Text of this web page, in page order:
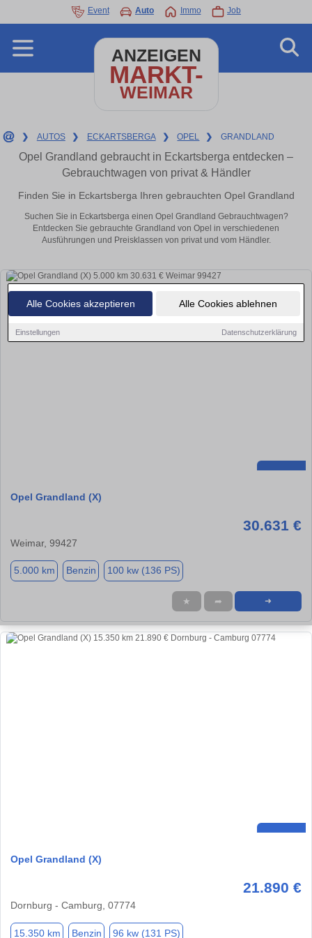
Alle Cookies akzeptieren Alle Cookies ablehnen
Einstellungen Datenschutzerklärung
Event Auto Immo Job
ANZEIGEN
MARKT-
WEIMAR
❯ AUTOS ❯ ECKARTSBERGA ❯ OPEL ❯ GRANDLAND
Opel Grandland gebraucht in Eckartsberga entdecken –
Gebrauchtwagen von privat & Händler
Finden Sie in Eckartsberga Ihren gebrauchten Opel Grandland
Suchen Sie in Eckartsberga einen Opel Grandland Gebrauchtwagen?
Entdecken Sie gebrauchte Grandland von Opel in verschiedenen
Ausführungen und Preisklassen von privat und vom Händler.
Opel Grandland (X)
30.631 €
Weimar, 99427
5.000 km Benzin 100 kw (136 PS)
★ ➦ ➜
Opel Grandland (X)
21.890 €
Dornburg - Camburg, 07774
15.350 km Benzin 96 kw (131 PS)